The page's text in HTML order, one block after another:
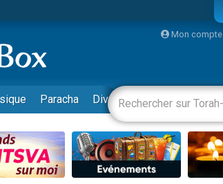
victime de violences...
Pour les Enfants
Mon compte
Paracha Divertissements Livres